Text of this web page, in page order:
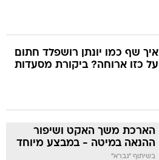
איך שף כמו יונתן רושפלד חתום
על כזו ארוחה? ביקורת מסעדות
הארכת משך האקט ושיפור
ההנאה במיטה - במבצע מיוחד
בשיתוף "גברא"